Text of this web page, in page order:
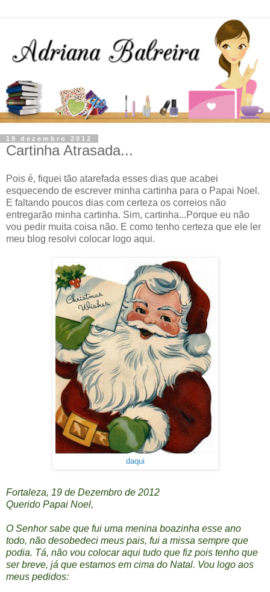
19 dezembro 2012
Cartinha Atrasada...
Pois é, fiquei tão atarefada esses dias que acabei
esquecendo de escrever minha cartinha para o Papai Noel.
E faltando poucos dias com certeza os correios não
entregarão minha cartinha. Sim, cartinha...Porque eu não
vou pedir muita coisa não. E como tenho certeza que ele ler
meu blog resolvi colocar logo aqui.
daqui
Fortaleza, 19 de Dezembro de 2012
Querido Papai Noel,
O Senhor sabe que fui uma menina boazinha esse ano
todo, não desobedeci meus pais, fui a missa sempre que
podia. Tá, não vou colocar aqui tudo que fiz pois tenho que
ser breve, já que estamos em cima do Natal. Vou logo aos
meus pedidos: